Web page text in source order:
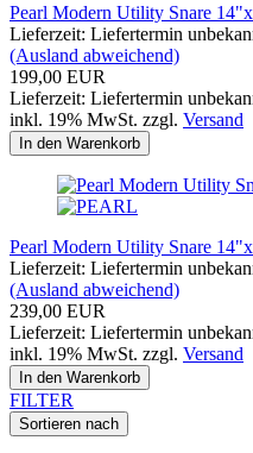
Pearl Modern Utility Snare
Lieferzeit: Liefertermin
(Ausland abweichend)
199,00 EUR
Lieferzeit: Liefertermin
inkl. 19% MwSt. zzgl. Versand
In den Warenkorb
Pearl Modern Utility Snare
Lieferzeit: Liefertermin
(Ausland abweichend)
239,00 EUR
Lieferzeit: Liefertermin
inkl. 19% MwSt. zzgl. Versand
In den Warenkorb
FILTER
Sortieren nach